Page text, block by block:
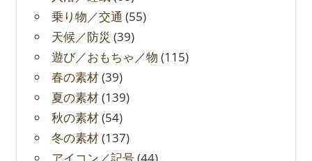
乗り物／交通 (55)
天候／防災 (39)
遊び／おもちゃ／物 (115)
春の素材(39)
夏の素材(139)
秋の素材(54)
冬の素材(137)